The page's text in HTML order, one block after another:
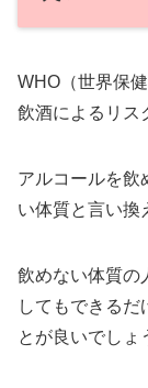
WHO（世界保
飲酒によるリス
アルコールを飲
い体質と言い換
飲めない体質の
してもできるだ
とが良いでしょ